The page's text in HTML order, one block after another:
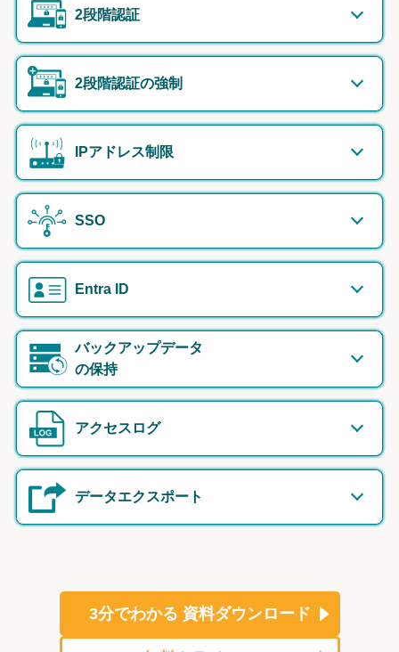
2段階認証
2段階認証の強制
IPアドレス制限
SSO
Entra ID
バックアップデータ
の保持
アクセスログ
データエクスポート
3分でわかる 資料ダウンロード